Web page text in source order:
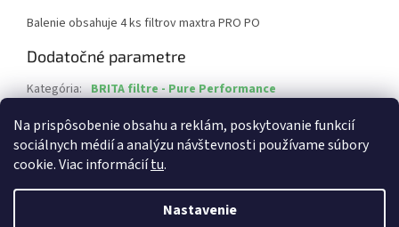
Na prispôsobenie obsahu a reklám, poskytovanie funkcií
sociálnych médií a analýzu návštevnosti používame súbory
cookie. Viac informáciítu.
Nastavenie
Balenie obsahuje 4 ks filtrov maxtra PRO PO
Dodatočné parametre
Kategória: BRITA filtre - Pure Performance